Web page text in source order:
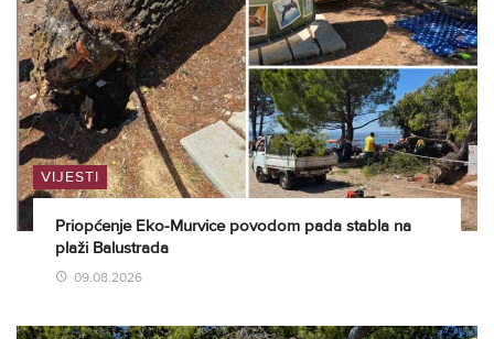
VIJESTI
Priopćenje Eko-Murvice povodom pada stabla na
plaži Balustrada
09.08.2026